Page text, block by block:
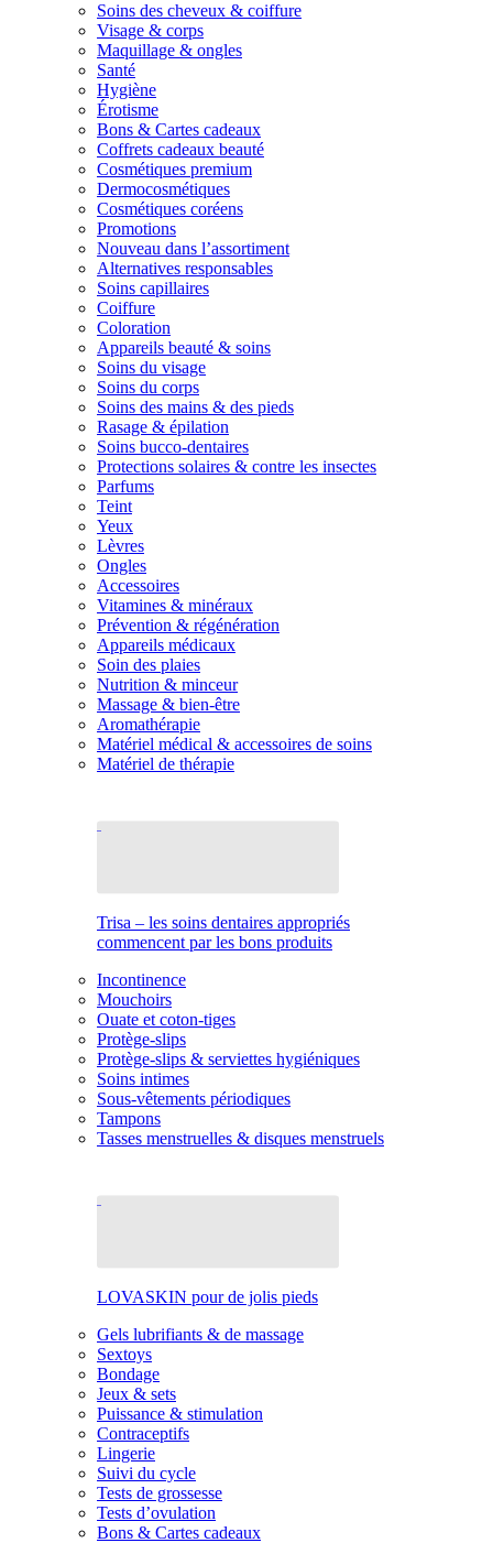
Soins des cheveux & coiffure
Visage & corps
Maquillage & ongles
Santé
Hygiène
Érotisme
Bons & Cartes cadeaux
Coffrets cadeaux beauté
Cosmétiques premium
Dermocosmétiques
Cosmétiques coréens
Promotions
Nouveau dans l’assortiment
Alternatives responsables
Soins capillaires
Coiffure
Coloration
Appareils beauté & soins
Soins du visage
Soins du corps
Soins des mains & des pieds
Rasage & épilation
Soins bucco-dentaires
Protections solaires & contre les insectes
Parfums
Teint
Yeux
Lèvres
Ongles
Accessoires
Vitamines & minéraux
Prévention & régénération
Appareils médicaux
Soin des plaies
Nutrition & minceur
Massage & bien-être
Aromathérapie
Matériel médical & accessoires de soins
Matériel de thérapie
Trisa – les soins dentaires appropriés
commencent par les bons produits
Incontinence
Mouchoirs
Ouate et coton-tiges
Protège-slips
Protège-slips & serviettes hygiéniques
Soins intimes
Sous-vêtements périodiques
Tampons
Tasses menstruelles & disques menstruels
LOVASKIN pour de jolis pieds
Gels lubrifiants & de massage
Sextoys
Bondage
Jeux & sets
Puissance & stimulation
Contraceptifs
Lingerie
Suivi du cycle
Tests de grossesse
Tests d’ovulation
Bons & Cartes cadeaux